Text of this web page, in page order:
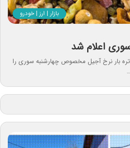
بازار | ارز | خودرو
اعلام شد
بار نرخ آجیل مخصوص چهارشنبه سوری را